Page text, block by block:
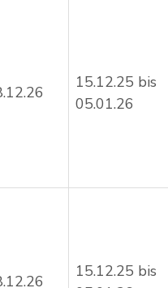
15.12.25 bis
05.01.26
15.12.25 bis